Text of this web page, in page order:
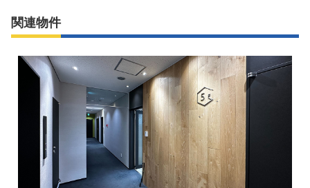
関連物件